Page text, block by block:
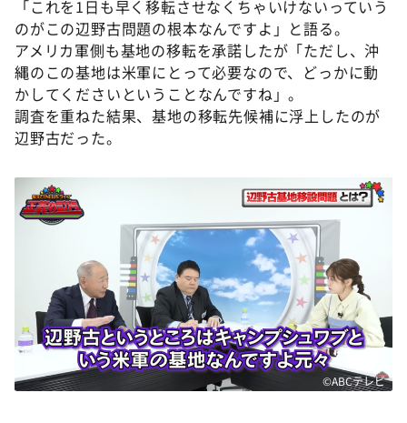
「これを1日も早く移転させなくちゃいけないっていう
のがこの辺野古問題の根本なんですよ」と語る。
アメリカ軍側も基地の移転を承諾したが「ただし、沖
縄のこの基地は米軍にとって必要なので、どっかに動
かしてくださいということなんですね」。
調査を重ねた結果、基地の移転先候補に浮上したのが
辺野古だった。
©ABCテレビ